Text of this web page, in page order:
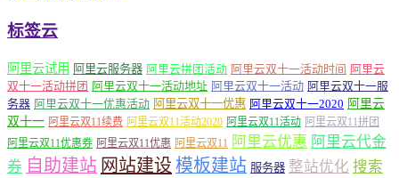
标签云
阿里云试用 阿里云服务器 阿里云拼团活动 阿里云双十一活动时间 阿里云
双十一活动拼团 阿里云双十一活动地址 阿里云双十一活动 阿里云双十一服
务器 阿里云双十一优惠活动 阿里云双十一优惠 阿里云双十一2020 阿里云
双十一 阿里云双11续费 阿里云双11活动2020 阿里云双11活动 阿里云双11拼团
阿里云双11优惠券 阿里云双11优惠 阿里云双11 阿里云优惠 阿里云代金
券 自助建站 网站建设 模板建站 服务器 整站优化 搜索